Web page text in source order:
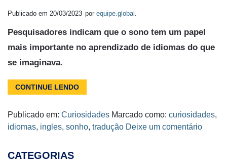
Publicado em 20/03/2023 por equipe.global .
Pesquisadores indicam que o sono tem um papel
mais importante no aprendizado de idiomas do que
se imaginava.
CONTINUE LENDO
Publicado em: Curiosidades Marcado como: curiosidades,
idiomas, ingles, sonho, tradução Deixe um comentário
CATEGORIAS